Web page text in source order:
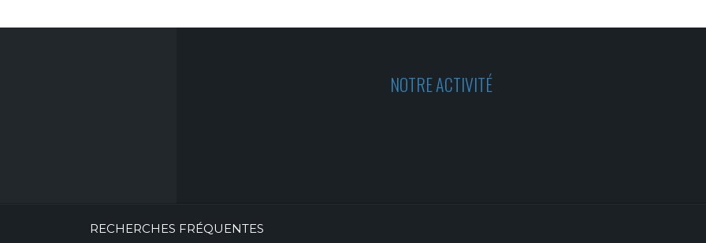
NOTRE ACTIVITÉ
RECHERCHES FRÉQUENTES